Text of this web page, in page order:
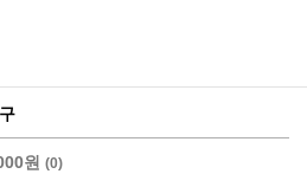
원 (0)